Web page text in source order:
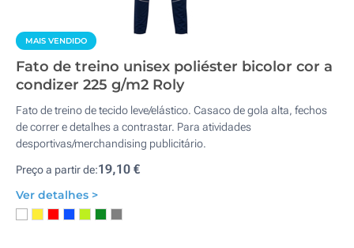
MAIS VENDIDO
Fato de treino unisex poliéster bicolor cor a
condizer 225 g/m2 Roly
Fato de treino de tecido leve/elástico. Casaco de gola alta, fechos
de correr e detalhes a contrastar. Para atividades
desportivas/merchandising publicitário.
Preço a partir de:19,10 €
Ver detalhes >